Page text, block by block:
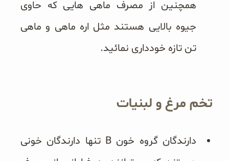
همچنین از مصرف ماهی هایی که حاوی
جیوه بالایی هستند مثل اره ماهی و ماهی
تن تازه خودداری نمائید.
تخم مرغ و لبنیات
دارندگان گروه خون B تنها دارندگان خونی